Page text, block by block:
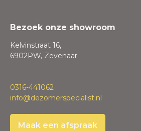
Bezoek onze showroom
Kelvinstraat 16,
6902PW, Zevenaar
0316-441062
info@dezomerspecialist.nl
Maak een afspraak